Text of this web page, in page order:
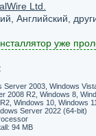
Ltd.
Английский,
уже
Server 2003, Windows
2008 R2, Windows 8,
Windows 10, Windows
Server 2022 (64-bit)
94 MB